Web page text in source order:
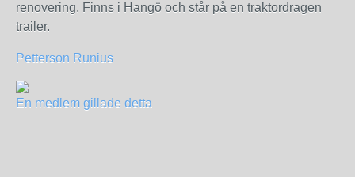
renovering. Finns i Hangö och står på en traktordragen
trailer.
Petterson Runius
En medlem gillade detta